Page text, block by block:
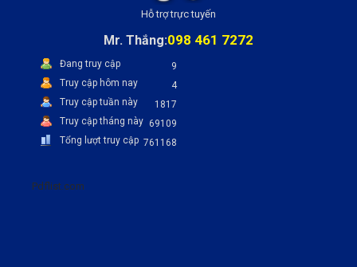
Hỗ trợ trực tuyến
Mr. Thắng:098 461 7272
Đang truy cập
9
Truy cập hôm nay
4
Truy cập tuần này
1817
Truy cập tháng này 69109
Tổng lượt truy cập 761168
Pdflist.com